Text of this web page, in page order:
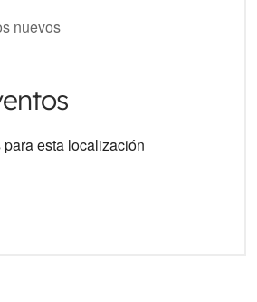
nuevos
esta localización